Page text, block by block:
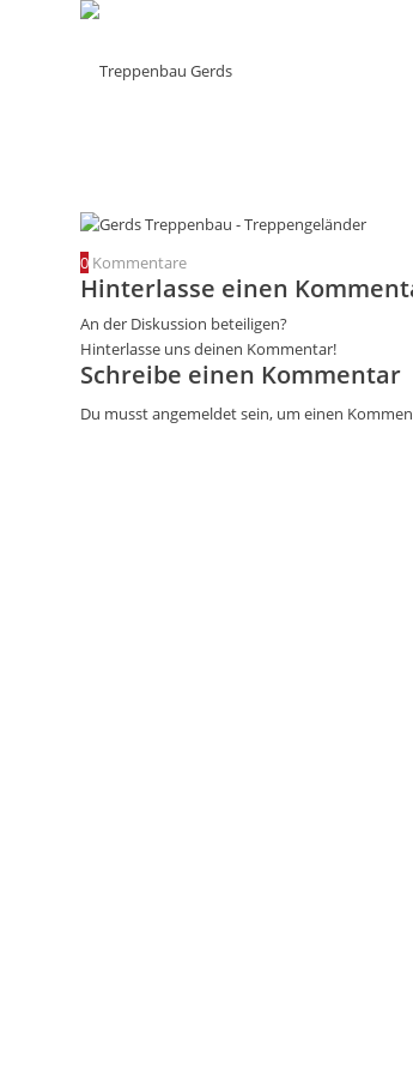
0 Kommentare
Hinterlasse einen
An der Diskussion beteiligen?
Hinterlasse uns deinen Kommentar!
Schreibe einen Kommentar
Du musstangemeldetsein, um einen